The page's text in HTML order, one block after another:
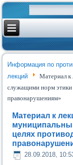
Информация по
лекций
Материал к
служащими норм этики
правонарушениям»
Материал к
целях
28.09.2018,